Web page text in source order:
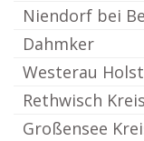
Niendorf bei
Dahmker
Westerau
Rethwisch
Großensee